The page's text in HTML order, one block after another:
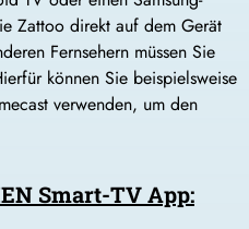
Zattoo direkt auf dem Gerät
Fernsehern müssen Sie
können Sie beispielsweise
verwenden, um den
Smart-TV App: